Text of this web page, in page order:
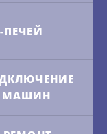
ПЕЧЕЙ
МАШИН